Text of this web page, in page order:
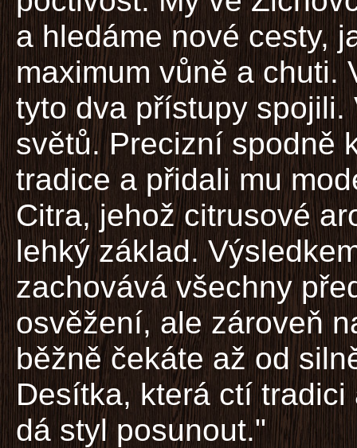
a hledáme nové cesty,
maximum vůně a chuti.
tyto dva přístupy
světů. Precizní spodně
tradice a přidali mu
Citra, jehož citrusové
lehký základ.
zachovává všechny
osvěžení, ale zároveň
běžně čekáte až od
Desítka, která ctí
dá styl posunout."